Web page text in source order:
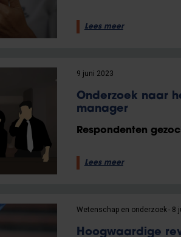
Lees meer
9 juni 2023
Onderzoek naar
manager
Respondenten
Lees meer
Wetenschap en onderzoek 8
Hoogwaardige